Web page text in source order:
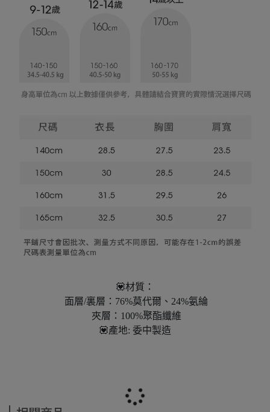
💟材質：
面層/裏層：76%莫代爾、24%氨綸
夾層：100%聚酯纖維
💟產地: 委中製造